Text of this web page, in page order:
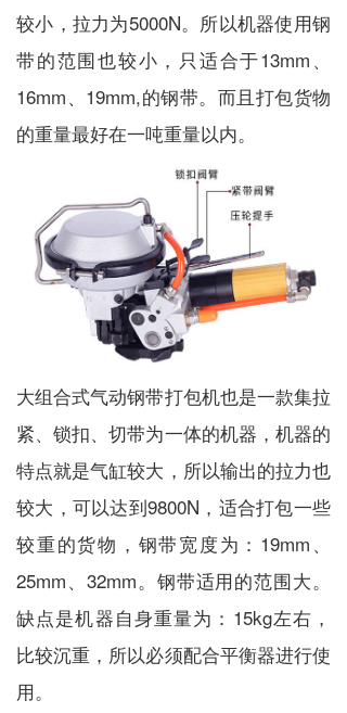
较小，拉力为5000N。所以机器使用钢
带的范围也较小，只适合于13mm、
16mm、19mm,的钢带。而且打包货物
的重量最好在一吨重量以内。
大组合式气动钢带打包机也是一款集拉
紧、锁扣、切带为一体的机器，机器的
特点就是气缸较大，所以输出的拉力也
较大，可以达到9800N，适合打包一些
较重的货物，钢带宽度为：19mm、
25mm、32mm。钢带适用的范围大。
缺点是机器自身重量为：15kg左右，
比较沉重，所以必须配合平衡器进行使
用。